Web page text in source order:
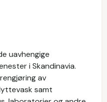
uavhengige
i Skandinavia.
av
samt